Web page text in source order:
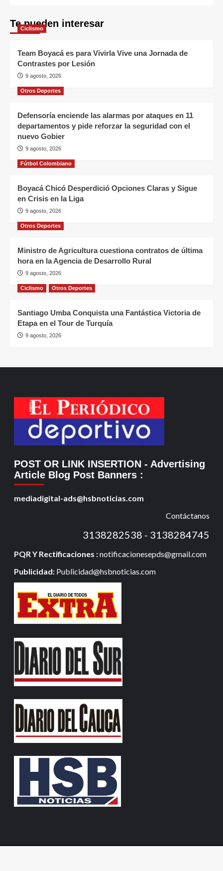
Te pueden interesar
Ciclismo
Team Boyacá es para Vivirla Vive una Jornada de
Contrastes por Lesión
9 agosto, 2026
Otros Deportes
Defensoría enciende las alarmas por ataques en 11
departamentos y pide reforzar la seguridad con el
nuevo Gobier
9 agosto, 2026
Fútbol Colombiano
Boyacá Chicó Desperdició Opciones Claras y Sigue
en Crisis en la Liga
9 agosto, 2026
Otros Deportes
Ministro de Agricultura cuestiona contratos de última
hora en la Agencia de Desarrollo Rural
9 agosto, 2026
Ciclismo Otros Deportes
Santiago Umba Conquista una Fantástica Victoria de
Etapa en el Tour de Turquía
9 agosto, 2026
POST OR LINK INSERTION - Advertising
Article Blog Post Banners :
mediadigital-ads@hsbnoticias.com
Contáctanos
3138282538 - 3138284745
PQR Y Rectificaciones :notificacionesepds@gmail.com
Publicidad: Publicidad@hsbnoticias.com